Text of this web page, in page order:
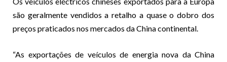
são geralmente vendidos a retalho a quase o dobro dos
preços praticados nos mercados da China continental.
“As exportações de veículos de energia nova da China